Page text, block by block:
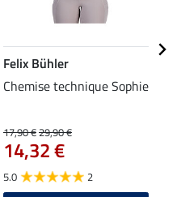
Felix Bühler
Chemise technique Sophie
17,90 €29,90 €
14,32 €
5.0 2